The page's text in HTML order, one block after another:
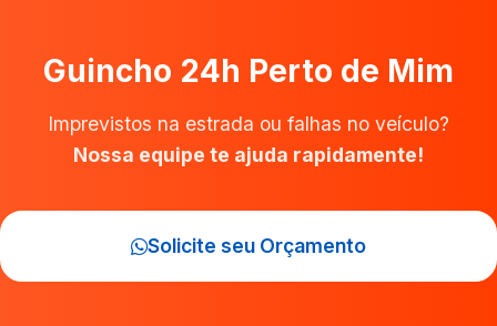
Guincho 24h Perto de Mim
Imprevistos na estrada ou falhas no veículo?
Nossa equipe te ajuda rapidamente!
Solicite seu Orçamento